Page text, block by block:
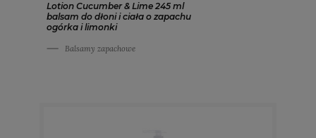
Lotion Cucumber & Lime 245 ml
balsam do dłoni i ciała o zapachu
ogórka i limonki
Balsamy zapachowe